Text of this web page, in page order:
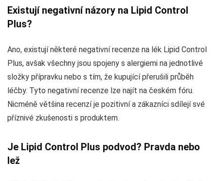
Existují negativní názory na Lipid Control
Plus?
Ano, existují některé negativní recenze na lék Lipid Control
Plus, avšak všechny jsou spojeny s alergiemi na jednotlivé
složky přípravku nebo s tím, že kupující přerušili průběh
léčby. Tyto negativní recenze lze najít na českém fóru.
Nicméně většina recenzí je pozitivní a zákazníci sdílejí své
příznivé zkušenosti s produktem.
Je Lipid Control Plus podvod? Pravda nebo
lež